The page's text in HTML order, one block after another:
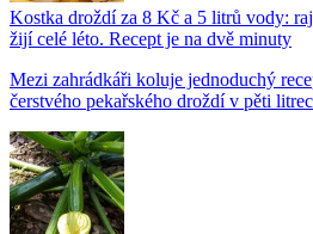
Kostka droždí za 8 Kč a 5 litrů vody:
žijí celé léto. Recept je na dvě minuty
Mezi zahrádkáři koluje jednoduchý
čerstvého pekařského droždí v pěti